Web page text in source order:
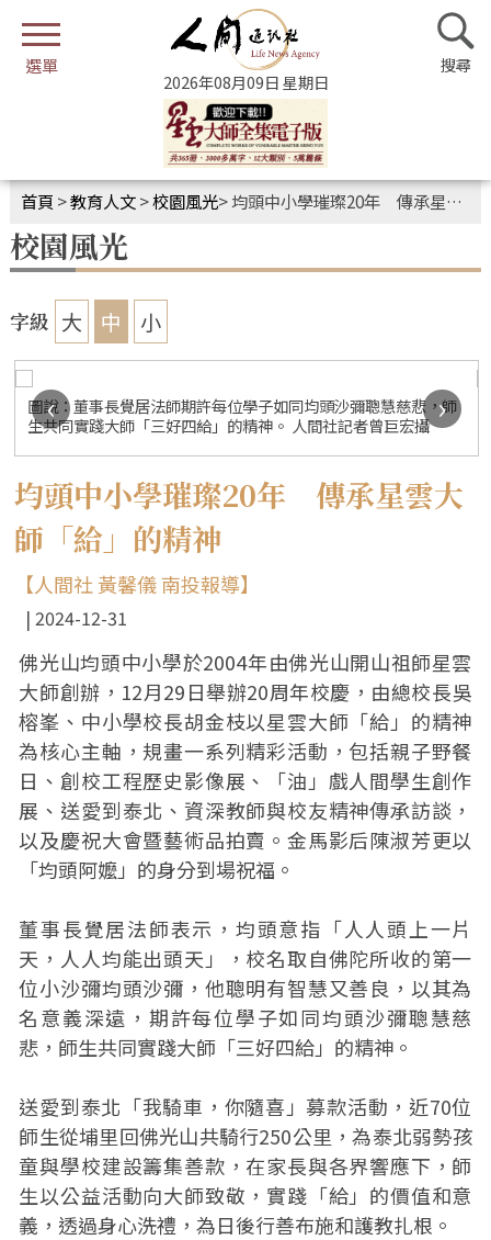
2026年08月09日 星期日
首頁 >教育人文>校園風光>均頭中小學璀璨20年 傳承星雲大師「給」的精神
校園風光
字級 大 中 小
圖說：董事長覺居法師期許每位學子如同均頭沙彌聰慧慈悲，師
生共同實踐大師「三好四給」的精神。 人間社記者曾巨宏攝
‹ ›
均頭中小學璀璨20年 傳承星雲大
師「給」的精神
【人間社 黃馨儀 南投報導】
2024-12-31
佛光山均頭中小學於2004年由佛光山開山祖師星雲
大師創辦，12月29日舉辦20周年校慶，由總校長吳
榕峯、中小學校長胡金枝以星雲大師「給」的精神
為核心主軸，規畫一系列精彩活動，包括親子野餐
日、創校工程歷史影像展、「油」戲人間學生創作
展、送愛到泰北、資深教師與校友精神傳承訪談，
以及慶祝大會暨藝術品拍賣。金馬影后陳淑芳更以
「均頭阿嬤」的身分到場祝福。
董事長覺居法師表示，均頭意指「人人頭上一片
天，人人均能出頭天」，校名取自佛陀所收的第一
位小沙彌均頭沙彌，他聰明有智慧又善良，以其為
名意義深遠，期許每位學子如同均頭沙彌聰慧慈
悲，師生共同實踐大師「三好四給」的精神。
送愛到泰北「我騎車，你隨喜」募款活動，近70位
師生從埔里回佛光山共騎行250公里，為泰北弱勢孩
童與學校建設籌集善款，在家長與各界響應下，師
生以公益活動向大師致敬，實踐「給」的價值和意
義，透過身心洗禮，為日後行善布施和護教扎根。